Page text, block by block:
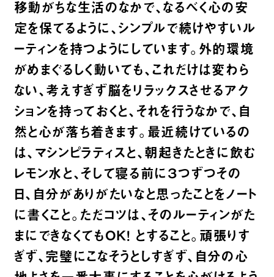
移動がちな生活のなかで、なるべく心の安
定を保てるように、シンプルで続けやすいル
ーティンを持つようにしています。外的環境
がめまぐるしく動いても、これだけは変わら
ない、考えすぎず脳をリラックスさせるアク
ションを持っておくと、それを行うなかで、自
然と心が落ち着きます。最近続けているの
は、マシンピラティスと、朝起きたときに飲む
レモン水と、そして寝る前に３つずつその
日、自分がありがたいなと思ったことをノート
に書くこと。ただコツは、そのルーティンがた
まにできなくてもOK！ とすること。頑張りす
ぎず、完璧にこなそうとしすぎず、自分の心